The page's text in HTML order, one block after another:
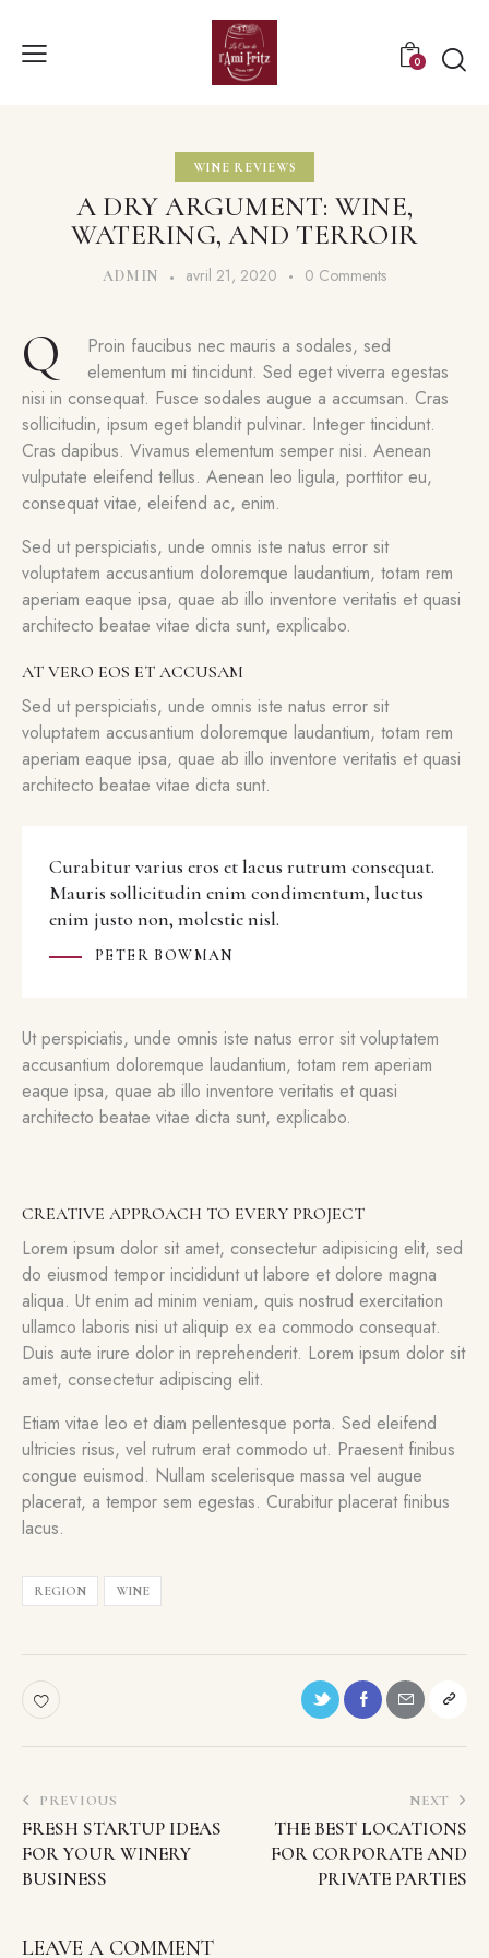
0
WINE REVIEWS
A DRY ARGUMENT: WINE,
WATERING, AND TERROIR
ADMIN avril 21, 2020 0 Comments
Q
Proin faucibus nec mauris a sodales, sed
elementum mi tincidunt. Sed eget viverra egestas
nisi in consequat. Fusce sodales augue a accumsan. Cras
sollicitudin, ipsum eget blandit pulvinar. Integer tincidunt.
Cras dapibus. Vivamus elementum semper nisi. Aenean
vulputate eleifend tellus. Aenean leo ligula, porttitor eu,
consequat vitae, eleifend ac, enim.
Sed ut perspiciatis, unde omnis iste natus error sit
voluptatem accusantium doloremque laudantium, totam rem
aperiam eaque ipsa, quae ab illo inventore veritatis et quasi
architecto beatae vitae dicta sunt, explicabo.
AT VERO EOS ET ACCUSAM
Sed ut perspiciatis, unde omnis iste natus error sit
voluptatem accusantium doloremque laudantium, totam rem
aperiam eaque ipsa, quae ab illo inventore veritatis et quasi
architecto beatae vitae dicta sunt.
Curabitur varius eros et lacus rutrum consequat.
Mauris sollicitudin enim condimentum, luctus
enim justo non, molestie nisl.
PETER BOWMAN
Ut perspiciatis, unde omnis iste natus error sit voluptatem
accusantium doloremque laudantium, totam rem aperiam
eaque ipsa, quae ab illo inventore veritatis et quasi
architecto beatae vitae dicta sunt, explicabo.
CREATIVE APPROACH TO EVERY PROJECT
Lorem ipsum dolor sit amet, consectetur adipisicing elit, sed
do eiusmod tempor incididunt ut labore et dolore magna
aliqua. Ut enim ad minim veniam, quis nostrud exercitation
ullamco laboris nisi ut aliquip ex ea commodo consequat.
Duis aute irure dolor in reprehenderit. Lorem ipsum dolor sit
amet, consectetur adipiscing elit.
Etiam vitae leo et diam pellentesque porta. Sed eleifend
ultricies risus, vel rutrum erat commodo ut. Praesent finibus
congue euismod. Nullam scelerisque massa vel augue
placerat, a tempor sem egestas. Curabitur placerat finibus
lacus.
REGION WINE
PREVIOUS
FRESH STARTUP IDEAS
FOR YOUR WINERY
BUSINESS
NEXT
THE BEST LOCATIONS
FOR CORPORATE AND
PRIVATE PARTIES
LEAVE A COMMENT